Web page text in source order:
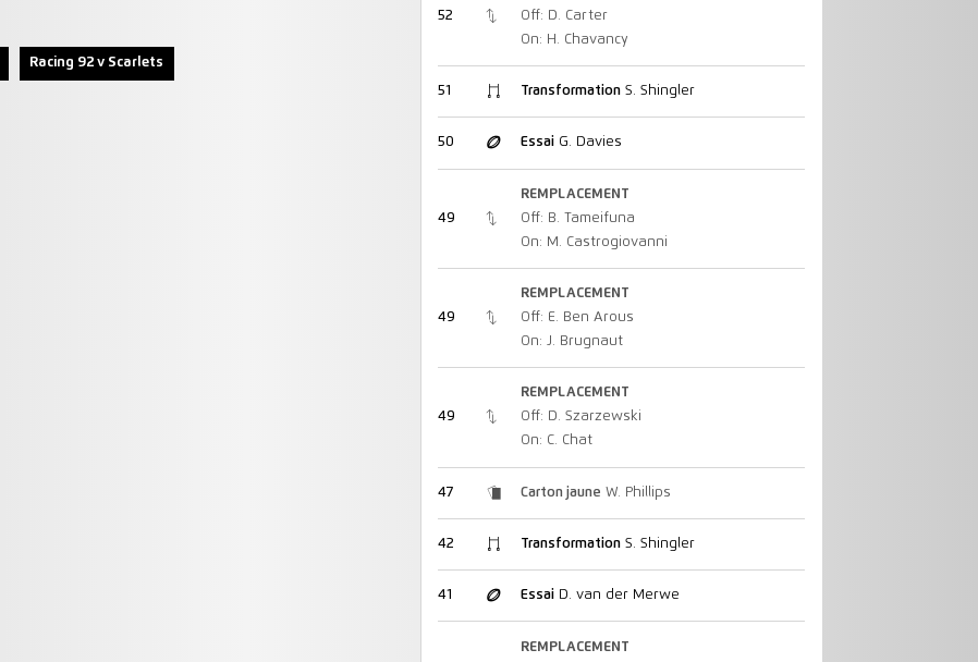
Racing 92 v Scarlets
52
Off: D. Carter
On: H. Chavancy
51 TransformationS. Shingler
50 EssaiG. Davies
49
REMPLACEMENT
Off: B. Tameifuna
On: M. Castrogiovanni
49
REMPLACEMENT
Off: E. Ben Arous
On: J. Brugnaut
49
REMPLACEMENT
Off: D. Szarzewski
On: C. Chat
47 Carton jaune W. Phillips
42 TransformationS. Shingler
41 EssaiD. van der Merwe
REMPLACEMENT